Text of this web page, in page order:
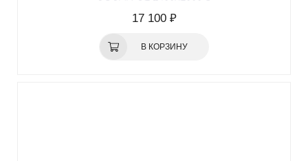
17 100 ₽
В КОРЗИНУ